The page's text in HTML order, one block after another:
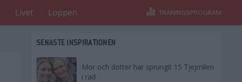
Livet Loppen TRÄNINGSPROGRAM
SENASTE INSPIRATIONEN
Mor och dotter har sprungit 15 Tjejmilen
i rad